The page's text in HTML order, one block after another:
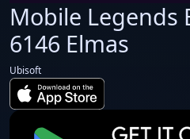
Mobile Legends
6146 Elmas
Ubisoft